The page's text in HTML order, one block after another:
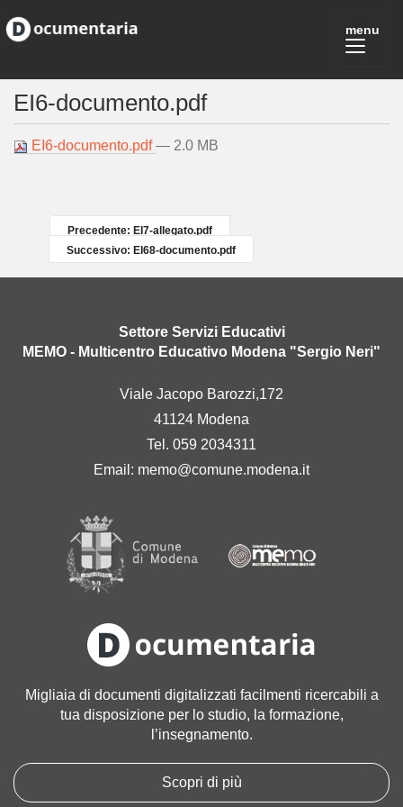
EI6-documento.pdf
EI6-documento.pdf— 2.0 MB
Precedente: EI7-allegato.pdf
Successivo: EI68-documento.pdf
Settore Servizi Educativi
MEMO - Multicentro Educativo Modena "Sergio Neri"
Viale Jacopo Barozzi,172
41124 Modena
Tel. 059 2034311
Email: memo@comune.modena.it
Migliaia di documenti digitalizzati facilmenti ricercabili a
tua disposizione per lo studio, la formazione,
l’insegnamento.
Scopri di più